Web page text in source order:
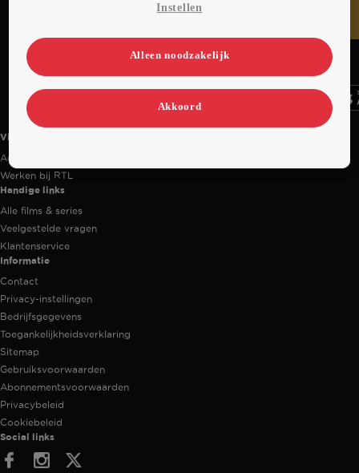
naar
programma
Videoland useful links.
Videoland
Actiecode
Werken bij RTL
Handige links
Alle films & series
Veelgestelde vragen
Klantenservice
Informatie
Contact
Privacy-instellingen
Bedrijfsgegevens
Toegankelijkheidsverklaring
Sitemap
Gebruiksvoorwaarden
Abonnementsvoorwaarden
Privacybeleid
Cookiebeleid
Social links
FacebookInstagram
Instellen
Alleen noodzakelijk
Akkoord